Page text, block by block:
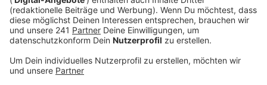
Fußgängerzone etwas Verdächtiges bemerkt
haben - und mögliche Aufnahmen von
Überwachungskameras.